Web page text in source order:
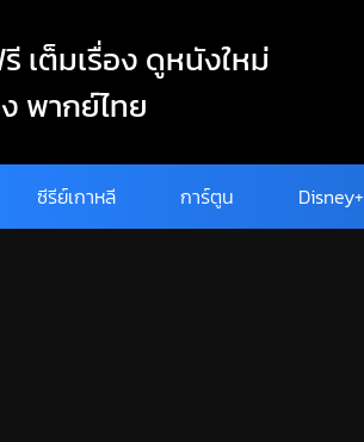
เต็มเรื่อง ดูหนังใหม่
พากย์ไทย
ซีรีย์เกาหลี การ์ตูน Disney+